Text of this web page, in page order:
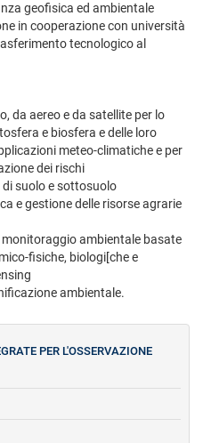
geofisica ed ambientale
in cooperazione con università
tecnologico al
da aereo e da satellite per lo
e biosfera e delle loro
meteo-climatiche e per
dei rischi
suolo e sottosuolo
e gestione delle risorse agrarie
ambientale basate
fisiche, biologi[che e
ambientale.
PER L'OSSERVAZIONE